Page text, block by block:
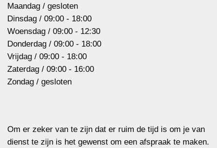
Maandag / gesloten
Dinsdag / 09:00 - 18:00
Woensdag / 09:00 - 12:30
Donderdag / 09:00 - 18:00
Vrijdag / 09:00 - 18:00
Zaterdag / 09:00 - 16:00
Zondag / gesloten
Om er zeker van te zijn dat er ruim de tijd is om je van
dienst te zijn is het gewenst om een afspraak te maken.